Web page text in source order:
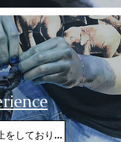
をしております